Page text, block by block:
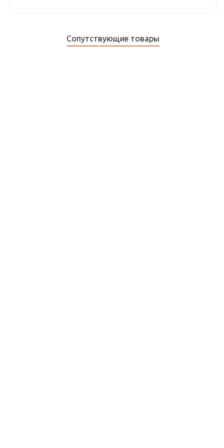
Сопутствующие товары